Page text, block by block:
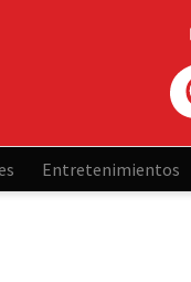
Entretenimientos